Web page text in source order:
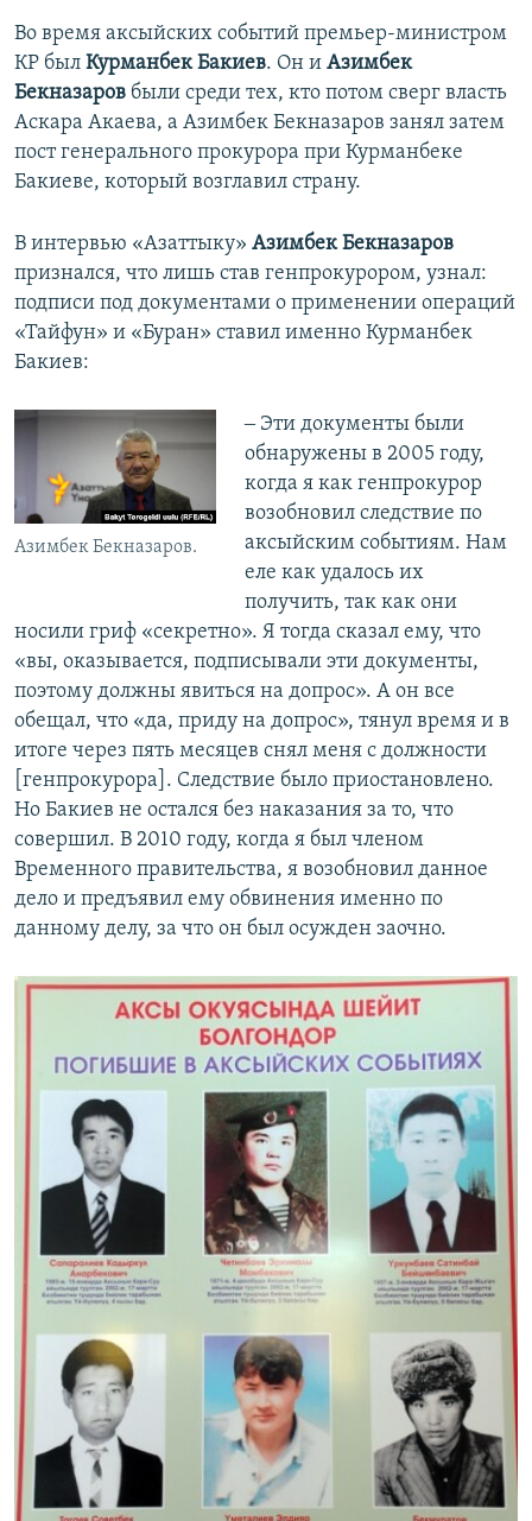
Во время аксыйских событий премьер-министром
КР был Курманбек Бакиев. Он и Азимбек
Бекназаров были среди тех, кто потом сверг власть
Аскара Акаева, а Азимбек Бекназаров занял затем
пост генерального прокурора при Курманбеке
Бакиеве, который возглавил страну.
В интервью «Азаттыку» Азимбек Бекназаров
признался, что лишь став генпрокурором, узнал:
подписи под документами о применении операций
«Тайфун» и «Буран» ставил именно Курманбек
Бакиев:
Азимбек Бекназаров.
‒ Эти документы были
обнаружены в 2005 году,
когда я как генпрокурор
возобновил следствие по
аксыйским событиям. Нам
еле как удалось их
получить, так как они
носили гриф «секретно». Я тогда сказал ему, что
«вы, оказывается, подписывали эти документы,
поэтому должны явиться на допрос». А он все
обещал, что «да, приду на допрос», тянул время и в
итоге через пять месяцев снял меня с должности
[генпрокурора]. Следствие было приостановлено.
Но Бакиев не остался без наказания за то, что
совершил. В 2010 году, когда я был членом
Временного правительства, я возобновил данное
дело и предъявил ему обвинения именно по
данному делу, за что он был осужден заочно.